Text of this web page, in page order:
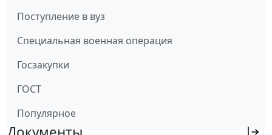
Поступление в вуз
Специальная военная операция
Госзакупки
ГОСТ
Популярное